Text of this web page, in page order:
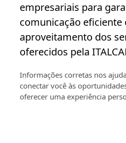
empresariais para
comunicação eficiente
aproveitamento dos
oferecidos pela
Informações corretas nos
conectar você às
oferecer uma experiência